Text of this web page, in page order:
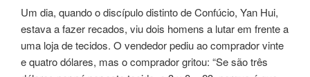
Um dia, quando o discípulo distinto de Confúcio, Yan Hui,
estava a fazer recados, viu dois homens a lutar em frente a
uma loja de tecidos. O vendedor pediu ao comprador vinte
e quatro dólares, mas o comprador gritou: “Se são três